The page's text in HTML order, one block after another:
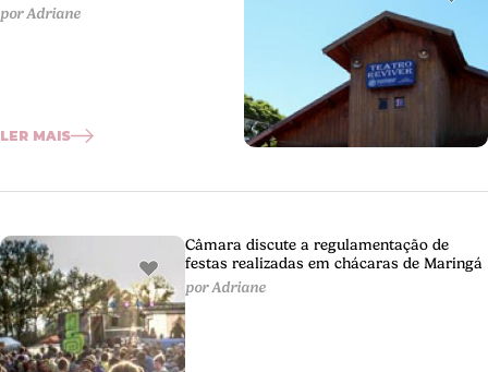
por Adriane
LER MAIS
Câmara discute a regulamentação de
festas realizadas em chácaras de Maringá
por Adriane